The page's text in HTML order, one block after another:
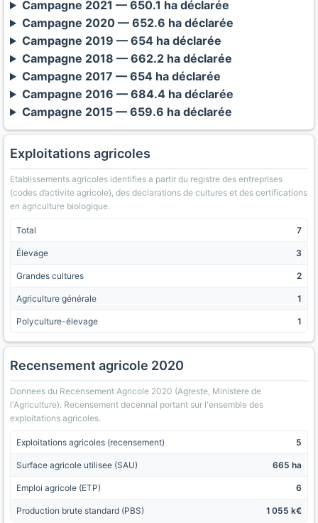
Campagne 2021 — 650.1 ha déclarée
Campagne 2020 — 652.6 ha déclarée
Campagne 2019 — 654 ha déclarée
Campagne 2018 — 662.2 ha déclarée
Campagne 2017 — 654 ha déclarée
Campagne 2016 — 684.4 ha déclarée
Campagne 2015 — 659.6 ha déclarée
Exploitations agricoles
Etablissements agricoles identifies a partir du registre des entreprises
(codes d’activite agricole), des declarations de cultures et des certifications
en agriculture biologique.
Total 7
Élevage 3
Grandes cultures 2
Agriculture générale 1
Polyculture-élevage 1
Recensement agricole 2020
Donnees du Recensement Agricole 2020 (Agreste, Ministere de
l'Agriculture). Recensement decennal portant sur l'ensemble des
exploitations agricoles.
Exploitations agricoles (recensement) 5
Surface agricole utilisee (SAU) 665 ha
Emploi agricole (ETP) 6
Production brute standard (PBS)
1 055 k€